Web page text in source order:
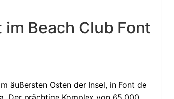
Beach Club Font
äußersten Osten der Insel, in Font de
Der prächtige Komplex von 65.000